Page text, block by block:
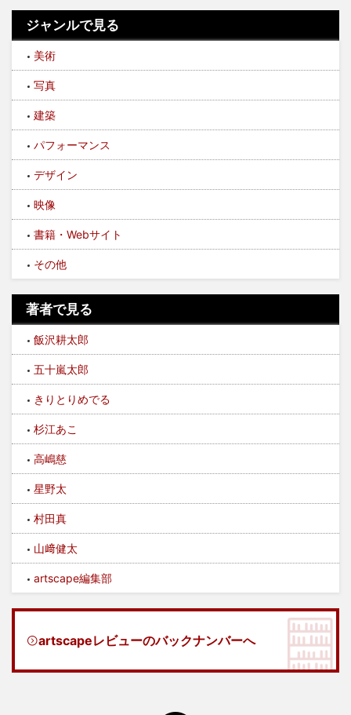
ジャンルで見る
美術
写真
建築
パフォーマンス
デザイン
映像
書籍・Webサイト
その他
著者で見る
飯沢耕太郎
五十嵐太郎
きりとりめでる
杉江あこ
高嶋慈
星野太
村田真
山﨑健太
artscape編集部
artscapeレビューのバックナンバーへ